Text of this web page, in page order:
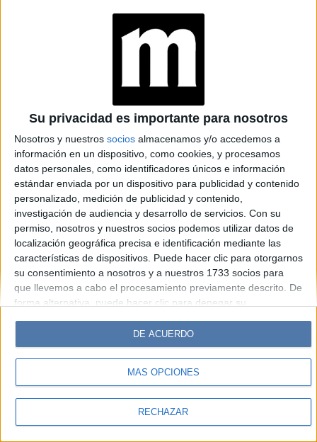
Su privacidad es importante para nosotros
Nosotros y nuestros socios almacenamos y/o accedemos a
información en un dispositivo, como cookies, y procesamos
datos personales, como identificadores únicos e información
estándar enviada por un dispositivo para publicidad y contenido
personalizado, medición de publicidad y contenido,
investigación de audiencia y desarrollo de servicios. Con su
permiso, nosotros y nuestros socios podemos utilizar datos de
localización geográfica precisa e identificación mediante las
características de dispositivos. Puede hacer clic para otorgarnos
su consentimiento a nosotros y a nuestros 1733 socios para
que llevemos a cabo el procesamiento previamente descrito. De
forma alternativa, puede hacer clic para denegar su
cambiar sus preferencias antes de otorgar su consentimiento.
Tenga en cuenta que algún procesamiento de sus datos
personales puede no requerir de su consentimiento, pero usted
tiene el derecho de rechazar tal procesamiento. Sus
sus preferencias o retirar su consentimiento en cualquier
MÁS OPCIONES
RECHAZAR
DE ACUERDO
Caras Noticias
Weekend Parabrisas
Look
Luz Mía Lunateen Break BATimes
© Perfil.com 2006-2019 - Todos los derechos reservados
Registro de Propiedad Intelectual: Nro. 5346433